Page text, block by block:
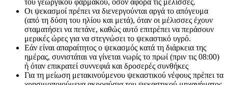
Οι ψεκασμοί πρέπει να διενεργούνται αργά το απόγευμα
(από τη δύση του ηλίου και μετά), όταν οι μέλισσες έχουν
σταματήσει να πετάνε, καθώς αυτό επιτρέπει να περάσουν
μερικές ώρες για να στεγνώσει το ψεκαστικό υγρό.
Εάν είναι απαραίτητος ο ψεκασμός κατά τη διάρκεια της
ημέρας, συνιστάται να γίνεται νωρίς το πρωί (πριν τις 08:00)
ή όταν επικρατεί συννεφιά και δροσερές συνθήκες
Για τη μείωση μετακινούμενου ψεκαστικού νέφους πρέπει τα